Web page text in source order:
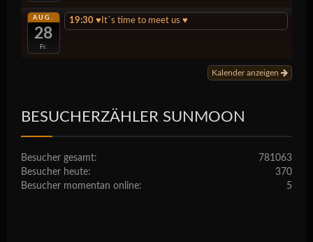
AUG.
28
Fr.
19:30 ♥️It`s time to meet us ♥️
Kalender anzeigen
BESUCHERZÄHLER SUNMOON
781063
Besucher gesamt:
370
Besucher heute:
5
Besucher momentan online: